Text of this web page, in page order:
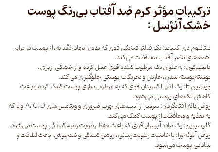
ترکیبات مؤثر کرم ضد آفتاب بی‌رنگ پوست
خشک آنژسل :
تیتانیوم دی‌اکساید: یک فیلتر فیزیکی قوی که بدون ایجاد رنگدانه، از پوست در برابر
اشعه‌های مضر آفتاب محافظت می‌کند.
دایمتیکون: به‌عنوان یک مرطوب‌کننده قوی عمل کرده و از خشکی، زبری،
پوسته‌پوسته شدن، خارش و تحریکات پوستی جلوگیری می‌کند.
ویتامین E: یک آنتی‌اکسیدان قوی که به مرطوب‌سازی پوست کمک کرده و باعث
کاهش لک‌های پوستی می‌شود.
روغن دانه آفتابگردان: سرشار از اسیدهای چرب ضروری و ویتامین‌های A، C، D و E که
به تغذیه و محافظت از پوست کمک می‌کند.
گلیسیرین: یک ماده آبرسان قوی که باعث حفظ رطوبت و نرم‌کنندگی پوست می‌شود.
روغن آلوئه‌ورا: با خاصیت رطوبت‌رسانی، روشن‌کنندگی و ضدجوش، باعث لطافت و
شادابی پوست می‌شود.